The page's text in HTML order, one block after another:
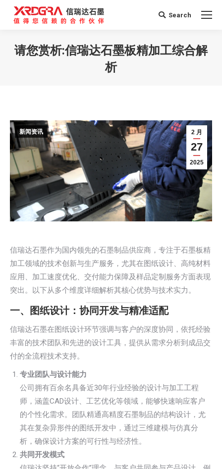
Search:
Search
请您赏析:信瑞达石墨板精加工综合解
析
2 月
27
2025
新闻资讯
信瑞达石墨作为国内领先的石墨制品供应商，专注于石墨板精
加工领域的技术创新与生产服务，尤其在图纸设计、高纯材料
应用、加工速度优化、交付能力保障及样品定制服务方面表现
突出。以下从多个维度详细解析其核心优势与技术实力。
一、图纸设计：协同开发与精准适配
信瑞达石墨在图纸设计环节强调与客户的深度协同，依托经验
丰富的技术团队和先进的设计工具，提供从需求分析到成品交
付的全流程技术支持。
专业团队与设计能力
公司拥有百余名具备近30年行业经验的设计与加工工程
师，涵盖CAD设计、工艺优化等领域，能够快速响应客户
的个性化需求。团队精通高精度石墨制品的结构设计，尤
其在复杂异形件的图纸开发中，通过三维建模与仿真分
析，确保设计方案的可行性与经济性。
共同开发模式